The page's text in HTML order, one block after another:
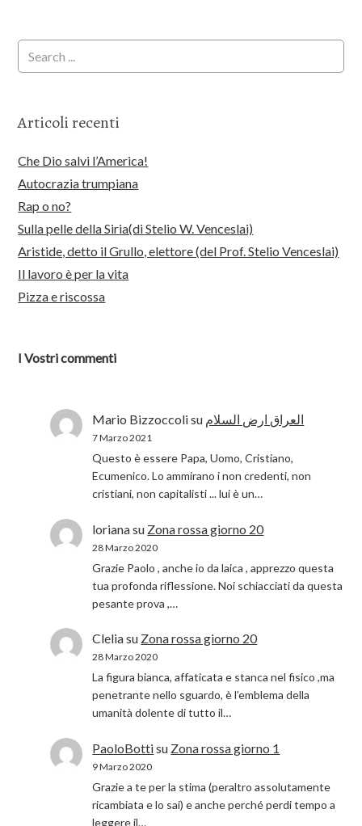
Articoli recenti
Che Dio salvi l’America!
Autocrazia trumpiana
Rap o no?
Sulla pelle della Siria(di Stelio W. Venceslai)
Aristide, detto il Grullo, elettore (del Prof. Stelio Venceslai)
Il lavoro è per la vita
Pizza e riscossa
I Vostri commenti
Mario Bizzoccolisu العراق ارض السلام
7 Marzo 2021
Questo è essere Papa, Uomo, Cristiano,
Ecumenico. Lo ammirano i non credenti, non
cristiani, non capitalisti ... lui è un…
lorianasu Zona rossa giorno 20
28 Marzo 2020
Grazie Paolo , anche io da laica , apprezzo questa
tua profonda riflessione. Noi schiacciati da questa
pesante prova ,…
Cleliasu Zona rossa giorno 20
28 Marzo 2020
La figura bianca, affaticata e stanca nel fisico ,ma
penetrante nello sguardo, è l’emblema della
umanità dolente di tutto il…
PaoloBottisu Zona rossa giorno 1
9 Marzo 2020
Grazie a te per la stima (peraltro assolutamente
ricambiata e lo sai) e anche perché perdi tempo a
leggere il…